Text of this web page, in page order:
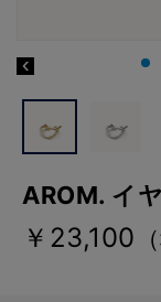
AROM. イ
￥23,100